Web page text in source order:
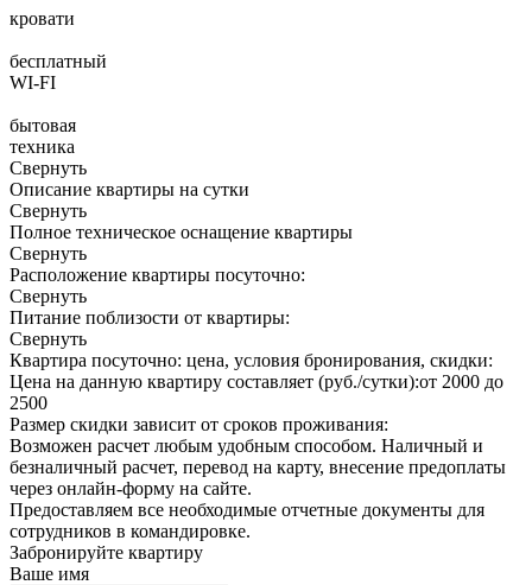
кровати
бесплатный
WI-FI
бытовая
техника
Свернуть
Описание квартиры на сутки
Свернуть
Полное техническое оснащение квартиры
Свернуть
Расположение квартиры посуточно:
Свернуть
Питание поблизости от квартиры:
Свернуть
Квартира посуточно: цена, условия бронирования, скидки:
Цена на данную квартиру составляет (руб./сутки):от 2000 до
2500
Размер скидки зависит от сроков проживания:
Возможен расчет любым удобным способом. Наличный и
безналичный расчет, перевод на карту, внесение предоплаты
через онлайн-форму на сайте.
Предоставляем все необходимые отчетные документы для
сотрудников в командировке.
Забронируйте квартиру
Ваше имя